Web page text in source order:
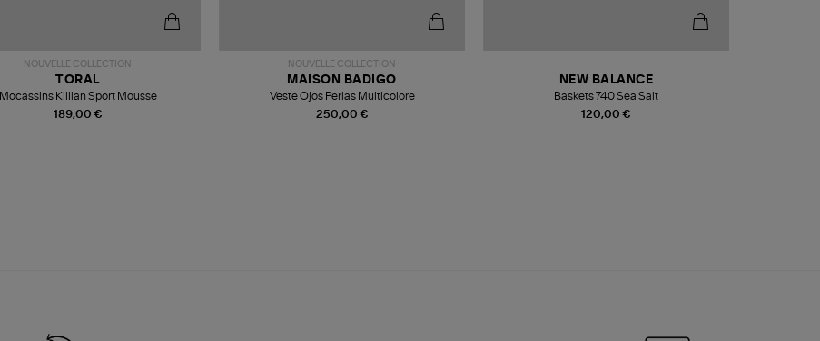
NOUVELLE COLLECTION
189,00 €
TORAL
Mocassins Killian Sport Mousse
NOUVELLE COLLECTION
250,00 €
MAISON BADIGO
Veste Ojos Perlas Multicolore
120,00 €
NEW BALANCE
Baskets 740 Sea Salt